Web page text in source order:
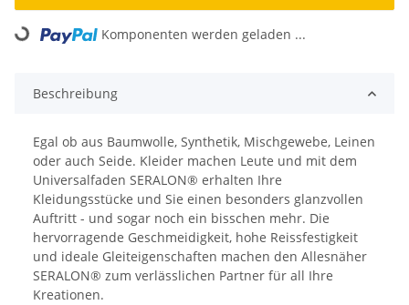
Loading... Komponenten werden geladen ...
Beschreibung
Egal ob aus Baumwolle, Synthetik, Mischgewebe, Leinen
oder auch Seide. Kleider machen Leute und mit dem
Universalfaden SERALON® erhalten Ihre
Kleidungsstücke und Sie einen besonders glanzvollen
Auftritt - und sogar noch ein bisschen mehr. Die
hervorragende Geschmeidigkeit, hohe Reissfestigkeit
und ideale Gleiteigenschaften machen den Allesnäher
SERALON® zum verlässlichen Partner für all Ihre
Kreationen.